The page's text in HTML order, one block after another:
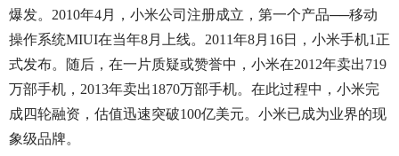
爆发。2010年4月，小米公司注册成立，第一个产品──移动
操作系统MIUI在当年8月上线。2011年8月16日，小米手机1正
式发布。随后，在一片质疑或赞誉中，小米在2012年卖出719
万部手机，2013年卖出1870万部手机。在此过程中，小米完
成四轮融资，估值迅速突破100亿美元。小米已成为业界的现
象级品牌。